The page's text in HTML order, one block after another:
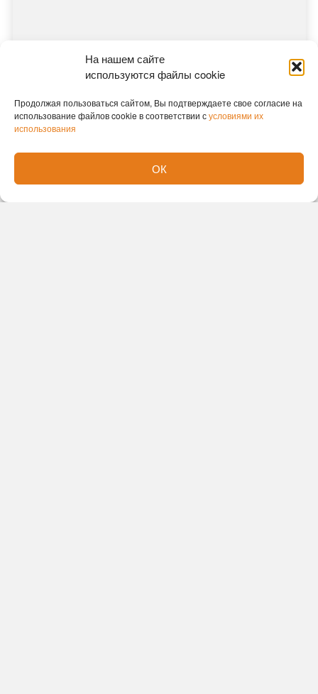
На нашем сайте
используются файлы cookie
Продолжая пользоваться сайтом, Вы подтверждаете свое согласие на
использование файлов cookie в соответствии сусловиями их
использования
ОК